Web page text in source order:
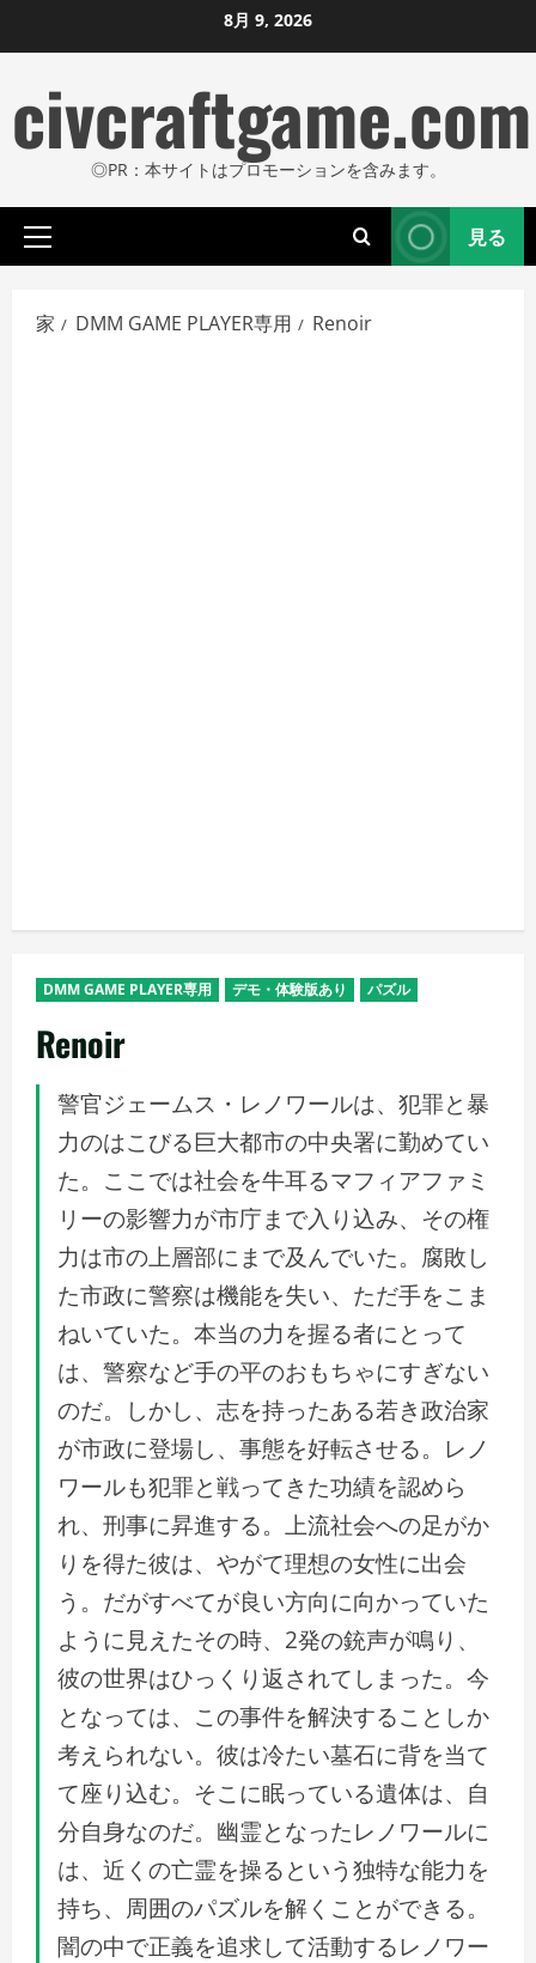
ン
ン
ツ
ス
ッ
8月 9, 2026
civcraftgame.com
◎PR：本サイトはプロモーションを含みます。
プ
イ
マ
見る
家 DMM GAME PLAYER専用 Renoir
DMM GAME PLAYER専用 デモ・体験版あり パズル
Renoir
警官ジェームス・レノワールは、犯罪と暴
力のはこびる巨大都市の中央署に勤めてい
た。ここでは社会を牛耳るマフィアファミ
リーの影響力が市庁まで入り込み、その権
力は市の上層部にまで及んでいた。腐敗し
た市政に警察は機能を失い、ただ手をこま
ねいていた。本当の力を握る者にとって
は、警察など手の平のおもちゃにすぎない
のだ。しかし、志を持ったある若き政治家
が市政に登場し、事態を好転させる。レノ
ワールも犯罪と戦ってきた功績を認めら
れ、刑事に昇進する。上流社会への足がか
りを得た彼は、やがて理想の女性に出会
う。だがすべてが良い方向に向かっていた
ように見えたその時、2発の銃声が鳴り、
彼の世界はひっくり返されてしまった。今
となっては、この事件を解決することしか
考えられない。彼は冷たい墓石に背を当て
て座り込む。そこに眠っている遺体は、自
分自身なのだ。幽霊となったレノワールに
は、近くの亡霊を操るという独特な能力を
持ち、周囲のパズルを解くことができる。
闇の中で正義を追求して活動するレノワー